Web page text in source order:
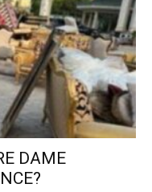
DAME